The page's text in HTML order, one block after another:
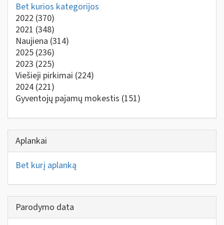
Bet kurios kategorijos
2022 (370)
2021 (348)
Naujiena (314)
2025 (236)
2023 (225)
Viešieji pirkimai (224)
2024 (221)
Gyventojų pajamų mokestis (151)
Aplankai
Bet kurį aplanką
Parodymo data